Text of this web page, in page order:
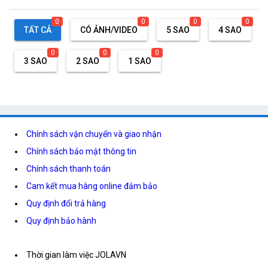
TẤT CẢ
0
CÓ ẢNH/VIDEO
0
5 SAO
0
4 SAO
0
3 SAO
0
2 SAO
0
1 SAO
0
Chính sách vận chuyển và giao nhận
Chính sách bảo mật thông tin
Chính sách thanh toán
Cam kết mua hàng online đảm bảo
Quy định đổi trả hàng
Quy định bảo hành
Thời gian làm việc JOLAVN